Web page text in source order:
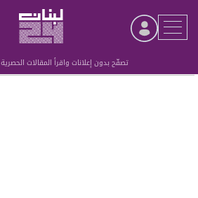
تصفّح بدون إعلانات واقرأ المقالات الحصرية
Advertisement